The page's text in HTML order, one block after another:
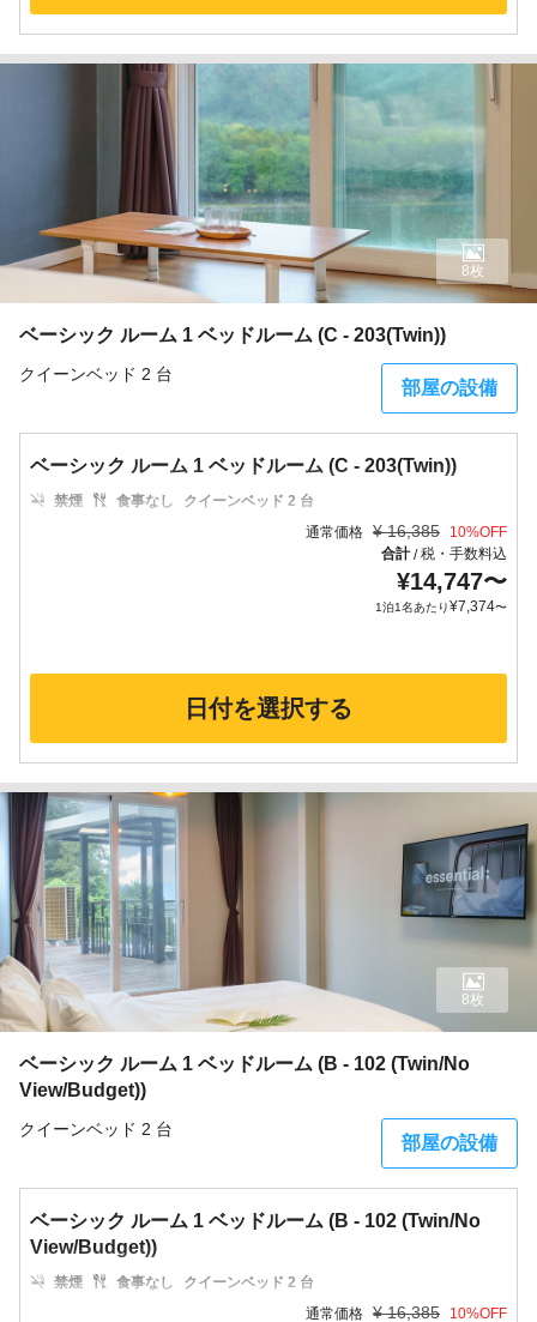
ベーシック ルーム 1 ベッドルーム (C - 203(Twin))
クイーンベッド 2 台
部屋の設備
8枚
ベーシック ルーム 1 ベッドルーム (C - 203(Twin))
禁煙 食事なし
クイーンベッド 2 台
通常価格 ¥ 16,385 10%OFF
合計/税・手数料込
¥14,747〜
1泊1名あたり¥7,374〜
日付を選択する
ベーシック ルーム 1 ベッドルーム (B - 102 (Twin/No
View/Budget))
クイーンベッド 2 台
部屋の設備
8枚
ベーシック ルーム 1 ベッドルーム (B - 102 (Twin/No
View/Budget))
禁煙 食事なし
クイーンベッド 2 台
通常価格 ¥ 16,385 10%OFF